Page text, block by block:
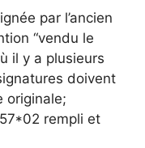
par l’ancien
“vendu le
il y a plusieurs
doivent
originale;
rempli et